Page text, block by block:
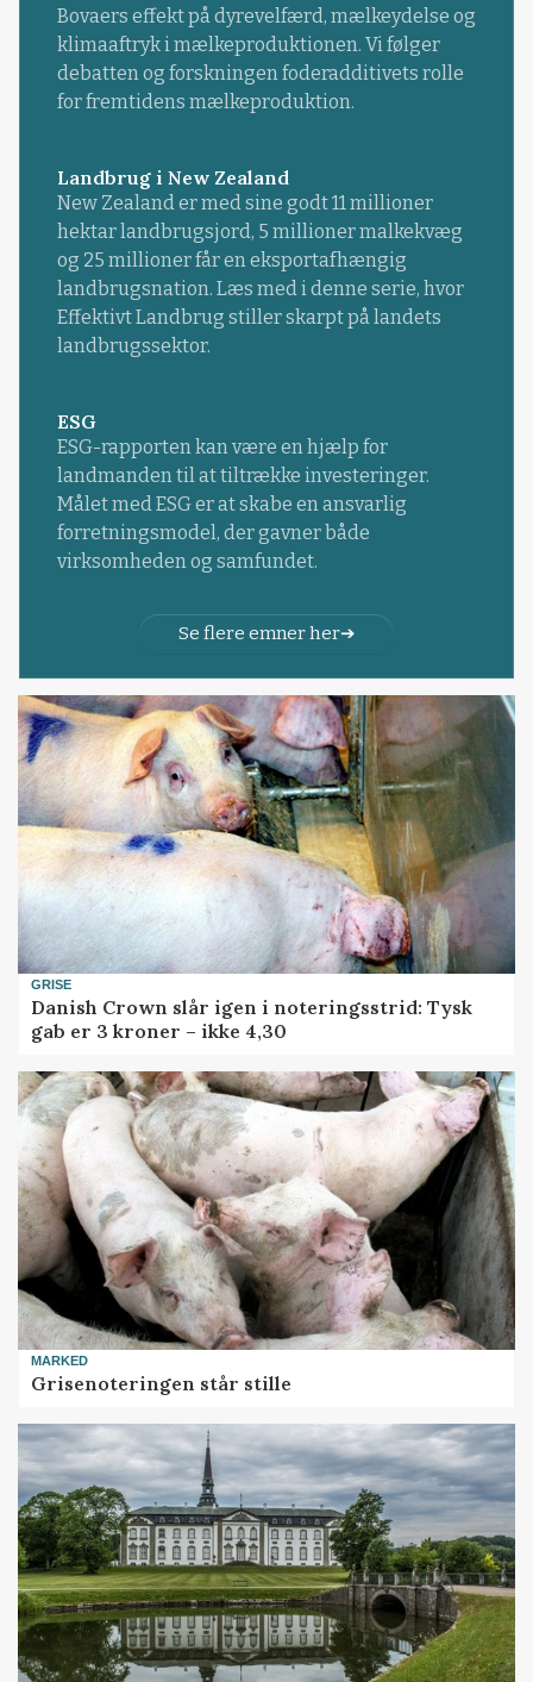
Bovaers effekt på dyrevelfærd, mælkeydelse og
klimaaftryk i mælkeproduktionen. Vi følger
debatten og forskningen foderadditivets rolle
for fremtidens mælkeproduktion.
Landbrug i New Zealand
New Zealand er med sine godt 11 millioner
hektar landbrugsjord, 5 millioner malkekvæg
og 25 millioner får en eksportafhængig
landbrugsnation. Læs med i denne serie, hvor
Effektivt Landbrug stiller skarpt på landets
landbrugssektor.
ESG
ESG-rapporten kan være en hjælp for
landmanden til at tiltrække investeringer.
Målet med ESG er at skabe en ansvarlig
forretningsmodel, der gavner både
virksomheden og samfundet.
Se flere emner her
GRISE
Danish Crown slår igen i noteringsstrid: Tysk
gab er 3 kroner – ikke 4,30
MARKED
Grisenoteringen står stille